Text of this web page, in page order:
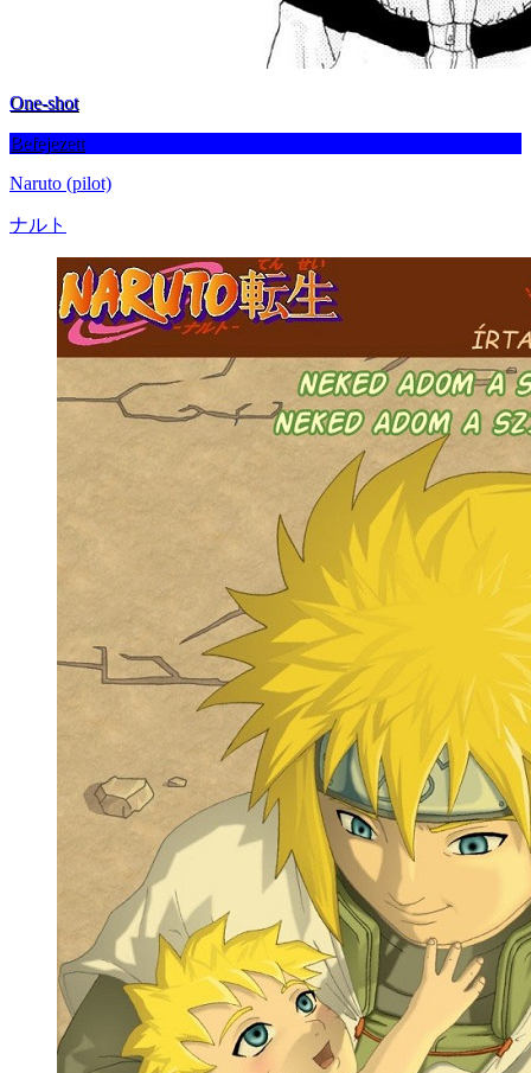
One-shot
Befejezett
Naruto (pilot)
ナルト